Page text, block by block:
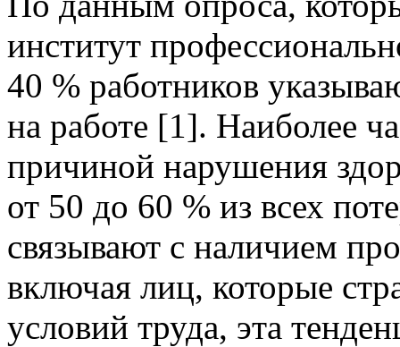
институт
40 % работников
на работе [1]. Наиболее
причиной нарушения
от 50 до 60 % из всех
связывают с наличием
включая лиц, которые
условий труда, эта